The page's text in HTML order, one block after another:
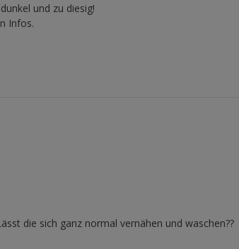
und zu diesig!
Infos.
die sich ganz normal vernähen und waschen??